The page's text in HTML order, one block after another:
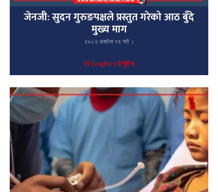
जेनजी: सुदन गुरुङपक्षले प्रस्तुत गरेको आठ बुँदे
मुख्य माग
२०८२ अशोज १९ गते ।
IN Graphics हेर्नुहोस्